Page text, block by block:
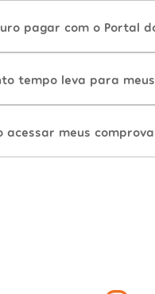
pagar com o Portal
tempo leva para
acessar meus